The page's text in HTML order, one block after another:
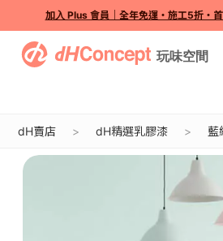
加入 Plus 會員｜全年免運・施工5折・
dH賣店 dH精選乳膠漆 藍